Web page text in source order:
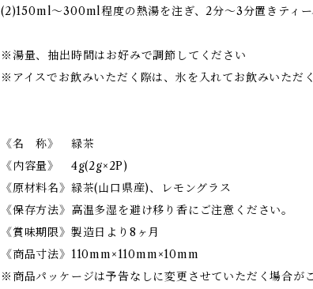
(2)150ml～300ml程度の熱湯を注ぎ、2分～3分置きティ
※湯量、抽出時間はお好みで調節してください
※アイスでお飲みいただく際は、氷を入れてお飲みいただ
《名 称》 緑茶
《内容量》 4g(2g×2P)
《原材料名》緑茶(山口県産)、レモングラス
《保存方法》高温多湿を避け移り香にご注意ください。
《賞味期限》製造日より8ヶ月
《商品寸法》110mm×110mm×10mm
※商品パッケージは予告なしに変更させていただく場合がご